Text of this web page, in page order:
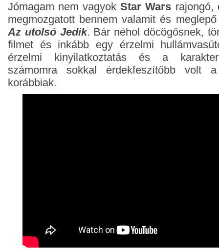
Jómagam nem vagyokStar Wars rajongó,
megmozgatott bennem valamit és
Az utolsó Jedik. Bár néhol döcögősnek,
filmet és inkább egy érzelmi
érzelmi kinyilatkoztatás és a
számomra sokkal érdekfeszítőbb
korábbiak.